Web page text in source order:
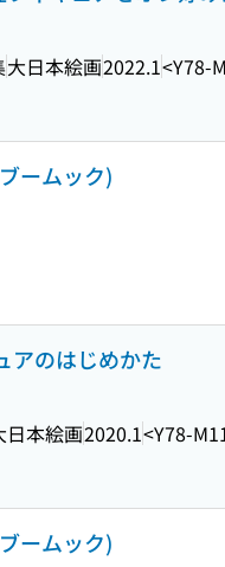
大日本絵画2022.1<Y78-
ームック)
アのはじめかた
日本絵画2020.1<Y78-
ームック)